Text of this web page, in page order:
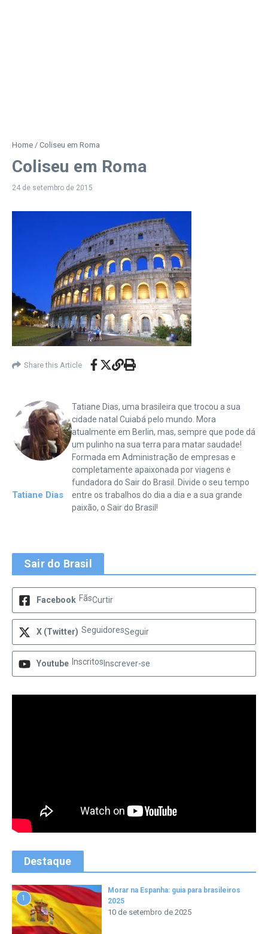
Home / Coliseu em Roma
Coliseu em Roma
24 de setembro de 2015
Share this Article
Tatiane Dias
Tatiane Dias, uma brasileira que trocou a sua
cidade natal Cuiabá pelo mundo. Mora
atualmente em Berlin, mas, sempre que pode dá
um pulinho na sua terra para matar saudade!
Formada em Administração de empresas e
completamente apaixonada por viagens e
fundadora do Sair do Brasil. Divide o seu tempo
entre os trabalhos do dia a dia e a sua grande
paixão, o Sair do Brasil!
Sair do Brasil
Facebook FãsCurtir
X (Twitter) SeguidoresSeguir
Youtube Inscritos Inscrever-se
Destaque
1
Morar na Espanha: guia para brasileiros
2025
10 de setembro de 2025